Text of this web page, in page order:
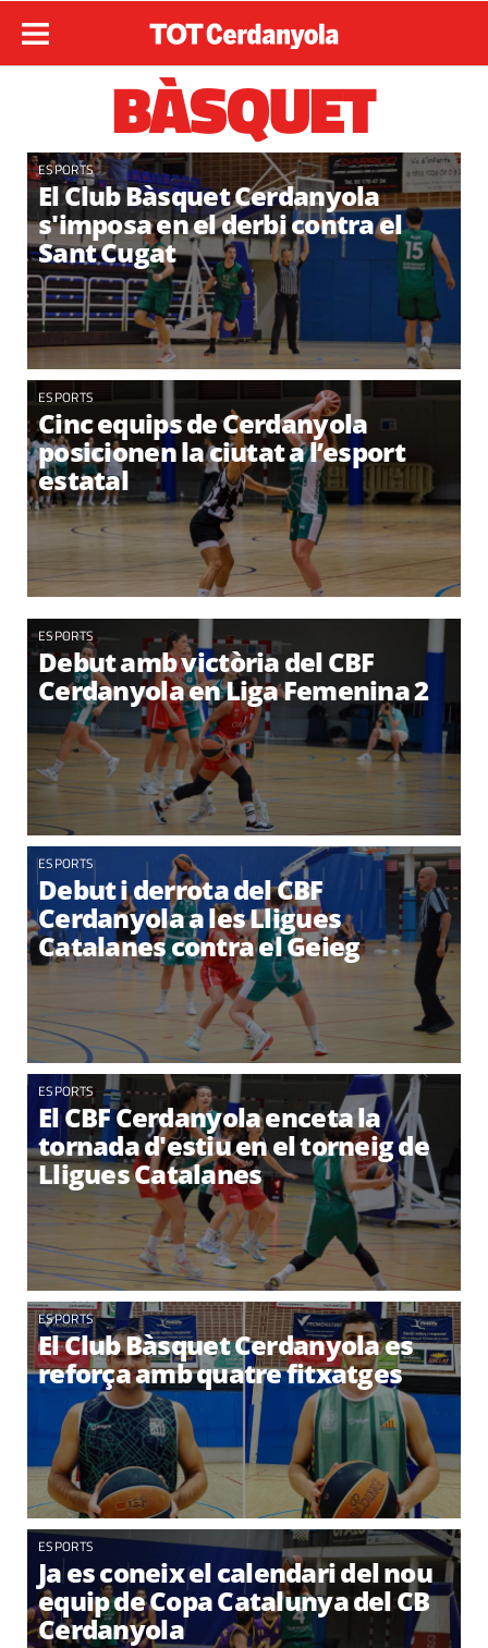
BÀSQUET
ESPORTS
El Club Bàsquet Cerdanyola
s'imposa en el derbi contra el
Sant Cugat
ESPORTS
Cinc equips de Cerdanyola
posicionen la ciutat a l’esport
estatal
ESPORTS
Debut amb victòria del CBF
Cerdanyola en Liga Femenina 2
ESPORTS
Debut i derrota del CBF
Cerdanyola a les Lligues
Catalanes contra el Geieg
ESPORTS
El CBF Cerdanyola enceta la
tornada d'estiu en el torneig de
Lligues Catalanes
ESPORTS
El Club Bàsquet Cerdanyola es
reforça amb quatre fitxatges
ESPORTS
Ja es coneix el calendari del nou
equip de Copa Catalunya del CB
Cerdanyola